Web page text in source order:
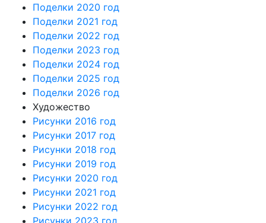
Поделки 2020 год
Поделки 2021 год
Поделки 2022 год
Поделки 2023 год
Поделки 2024 год
Поделки 2025 год
Поделки 2026 год
Художество
Рисунки 2016 год
Рисунки 2017 год
Рисунки 2018 год
Рисунки 2019 год
Рисунки 2020 год
Рисунки 2021 год
Рисунки 2022 год